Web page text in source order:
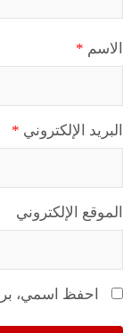
الاسم *
البريد الإلكتروني *
الموقع الإلكتروني
احفظ اسمي،